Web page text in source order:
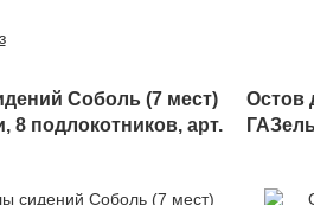
Соболь (7 мест)
8 подлокотников, арт.
Остов